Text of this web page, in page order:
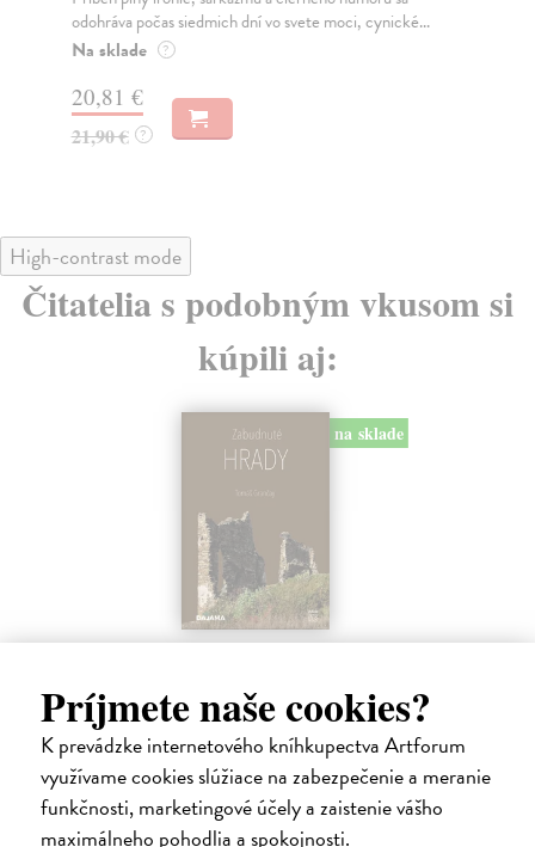
Príjmete naše cookies?
K prevádzke internetového kníhkupectva Artforum
využívame cookies slúžiace na zabezpečenie a meranie
funkčnosti, marketingové účely a zaistenie vášho
maximálneho pohodlia a spokojnosti.
odohráva počas siedmich dní vo svete moci, cynické...
Na sklade ?
20,81 €
21,90 € ?
High-contrast mode
Čitatelia s podobným vkusom si
kúpili aj:
O sto rokov bude všetko
Totland Per Arne | Kniha
V napínavom politickom thrilleri sa predstavuje nový
výrazný hlas severskej literatúry. Román zachyt...
Do 3 dní
13,53 €